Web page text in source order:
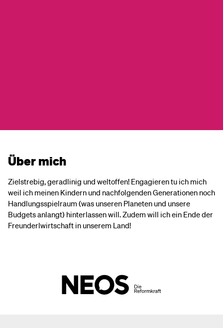
Über mich
Zielstrebig, geradlinig und weltoffen! Engagieren tu ich mich
weil ich meinen Kindern und nachfolgenden Generationen noch
Handlungsspielraum (was unseren Planeten und unsere
Budgets anlangt) hinterlassen will. Zudem will ich ein Ende der
Freunderlwirtschaft in unserem Land!